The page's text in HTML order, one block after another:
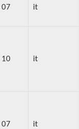
it
it
it